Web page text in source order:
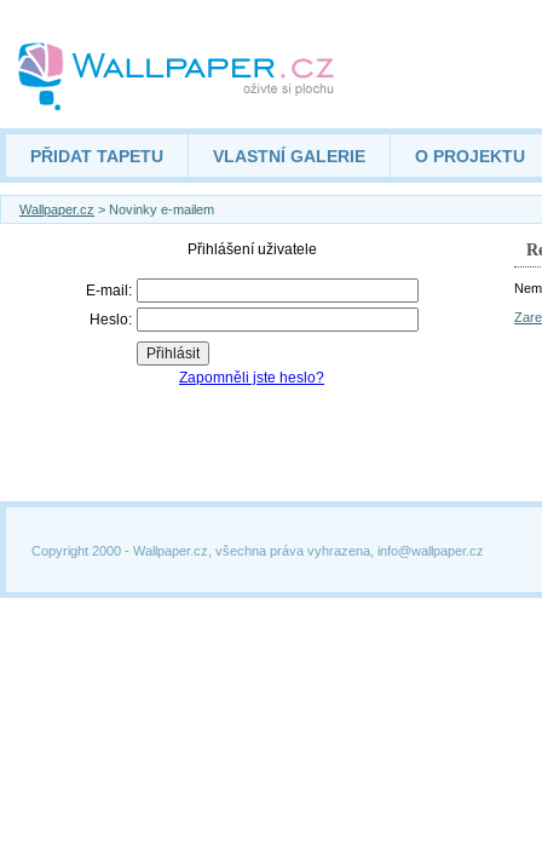
PŘIDAT TAPETU VLASTNÍ GALERIE O PROJEKTU
Wallpaper.cz > Novinky e-mailem
Copyright 2000 - Wallpaper.cz, všechna práva vyhrazena, info@wallpaper.cz